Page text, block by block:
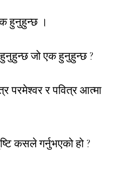
हुनुहुन्छ ।
जो एक हुनुहुन्छ ?
परमेश्वर र पवित्र आत्मा
कसले गर्नुभएको हो ?